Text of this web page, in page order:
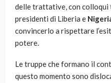
delle trattative, con colloqui
presidenti di Liberia e
convincerlo a rispettare
potere.
Le truppe che formano il
questo momento sono